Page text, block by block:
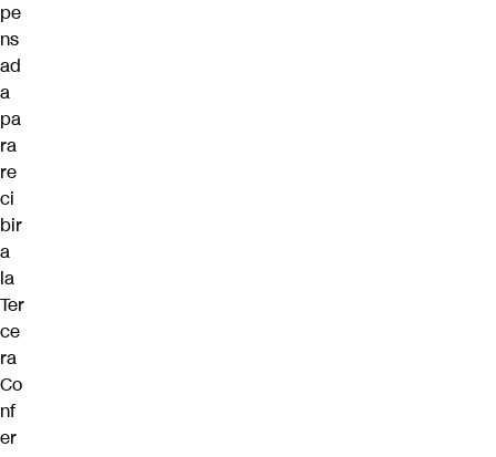
pe
ns
ad
a
pa
ra
re
ci
bir
a
la
Ter
ce
ra
Co
nf
er